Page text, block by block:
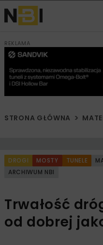
REKLAMA
STRONA GŁÓWNA
DROGI MOSTY TUNELE
ARCHIWUM NBI
Trwałość
od dobrej